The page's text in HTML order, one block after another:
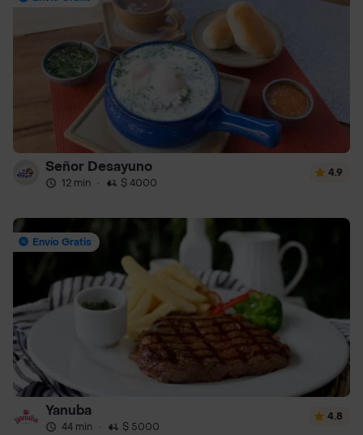
Señor Desayuno
12 min · $ 4000
4.9
Envío Gratis
Yanuba
44 min · $ 5000
4.8